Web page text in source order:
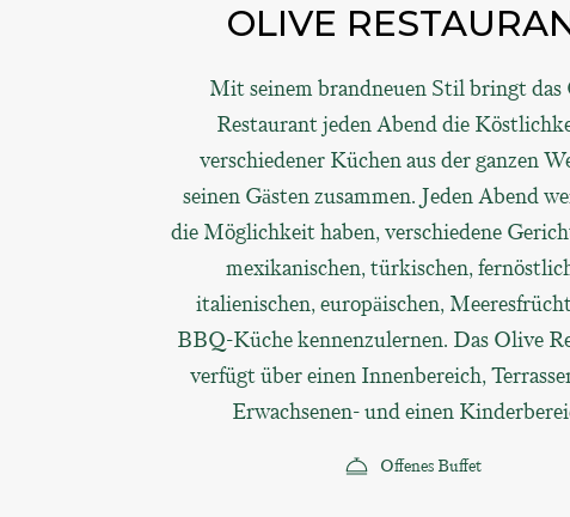
OLIVE
Mit seinem brandneuen Stil bringt das
Restaurant jeden Abend die
verschiedener Küchen aus der ganzen
seinen Gästen zusammen. Jeden Abend
die Möglichkeit haben, verschiedene
mexikanischen, türkischen,
italienischen, europäischen,
BBQ-Küche kennenzulernen. Das Olive
verfügt über einen Innenbereich,
Erwachsenen- und einen
Offenes Buffet